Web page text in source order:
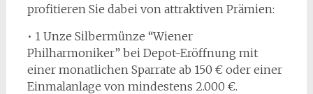
profitieren Sie dabei von attraktiven Prämien:
• 1 Unze Silbermünze “Wiener
Philharmoniker” bei Depot-Eröffnung mit
einer monatlichen Sparrate ab 150 € oder einer
Einmalanlage von mindestens 2.000 €.